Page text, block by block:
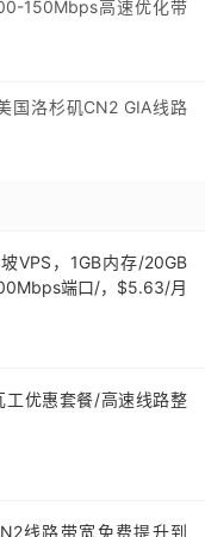
150Mbps高速优化带
国洛杉矶CN2 GIA线路
VPS，1GB内存/20GB
端口/，$5.63/月
优惠套餐/高速线路整
线路带宽免费提升到